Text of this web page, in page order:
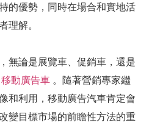
的優勢，同時在場合和實地活
理解。
無論是展覽車、促銷車，還是
移動廣告車 。隨著營銷專家繼
和利用，移動廣告汽車肯定會
變目標市場的前瞻性方法的重